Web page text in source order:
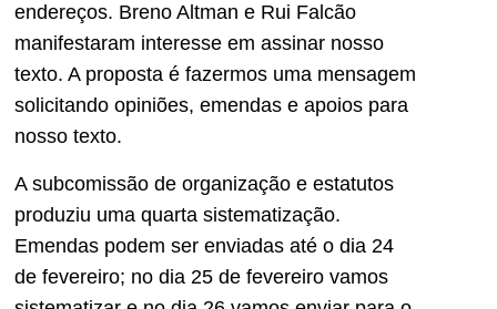
endereços. Breno Altman e Rui Falcão
manifestaram interesse em assinar nosso
texto. A proposta é fazermos uma mensagem
solicitando opiniões, emendas e apoios para
nosso texto.
A subcomissão de organização e estatutos
produziu uma quarta sistematização.
Emendas podem ser enviadas até o dia 24
de fevereiro; no dia 25 de fevereiro vamos